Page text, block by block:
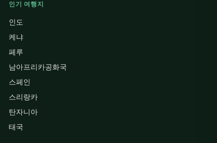
인기 여행지
인도
케냐
페루
남아프리카공화국
스페인
스리랑카
탄자니아
태국